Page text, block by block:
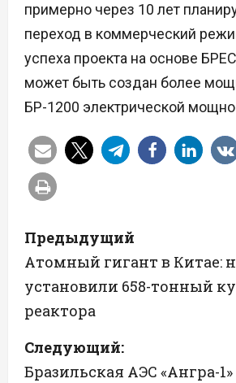
примерно через 10 лет
переход в коммерческий
успеха проекта на основе
может быть создан более
БР-1200 электрической
Н
а
в
г
Предыдущий
Атомный гигант в Китае:
установили 658-тонный
реактора
Следующий:
Бразильская АЭС «Ангра-